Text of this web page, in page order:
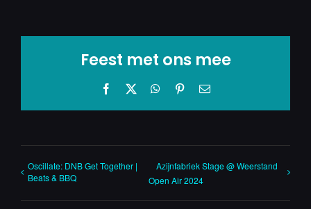
Feest met ons mee
Facebook WhatsApp
Pinterest
E-
Oscillate: DNB Get Together |
Beats & BBQ
Azijnfabriek Stage @ Weerstand
Open Air 2024